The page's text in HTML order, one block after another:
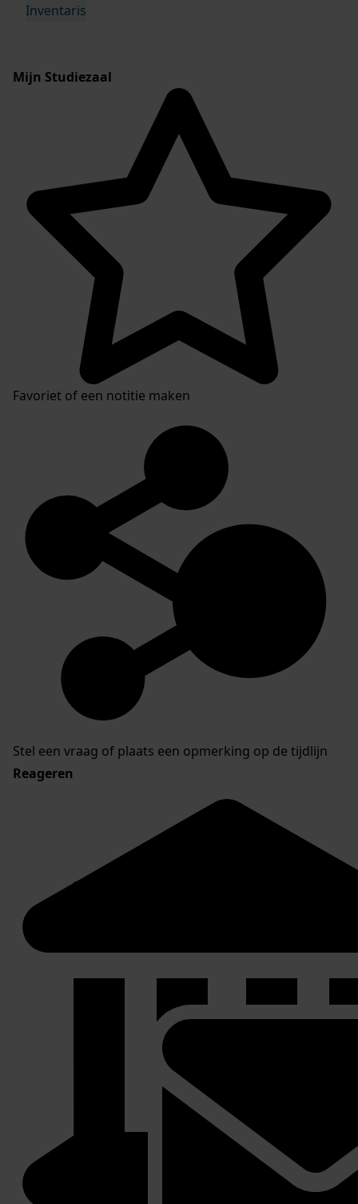
Inventaris
Mijn Studiezaal
Favoriet of een notitie maken
Stel een vraag of plaats een opmerking op de tijdlijn
Reageren